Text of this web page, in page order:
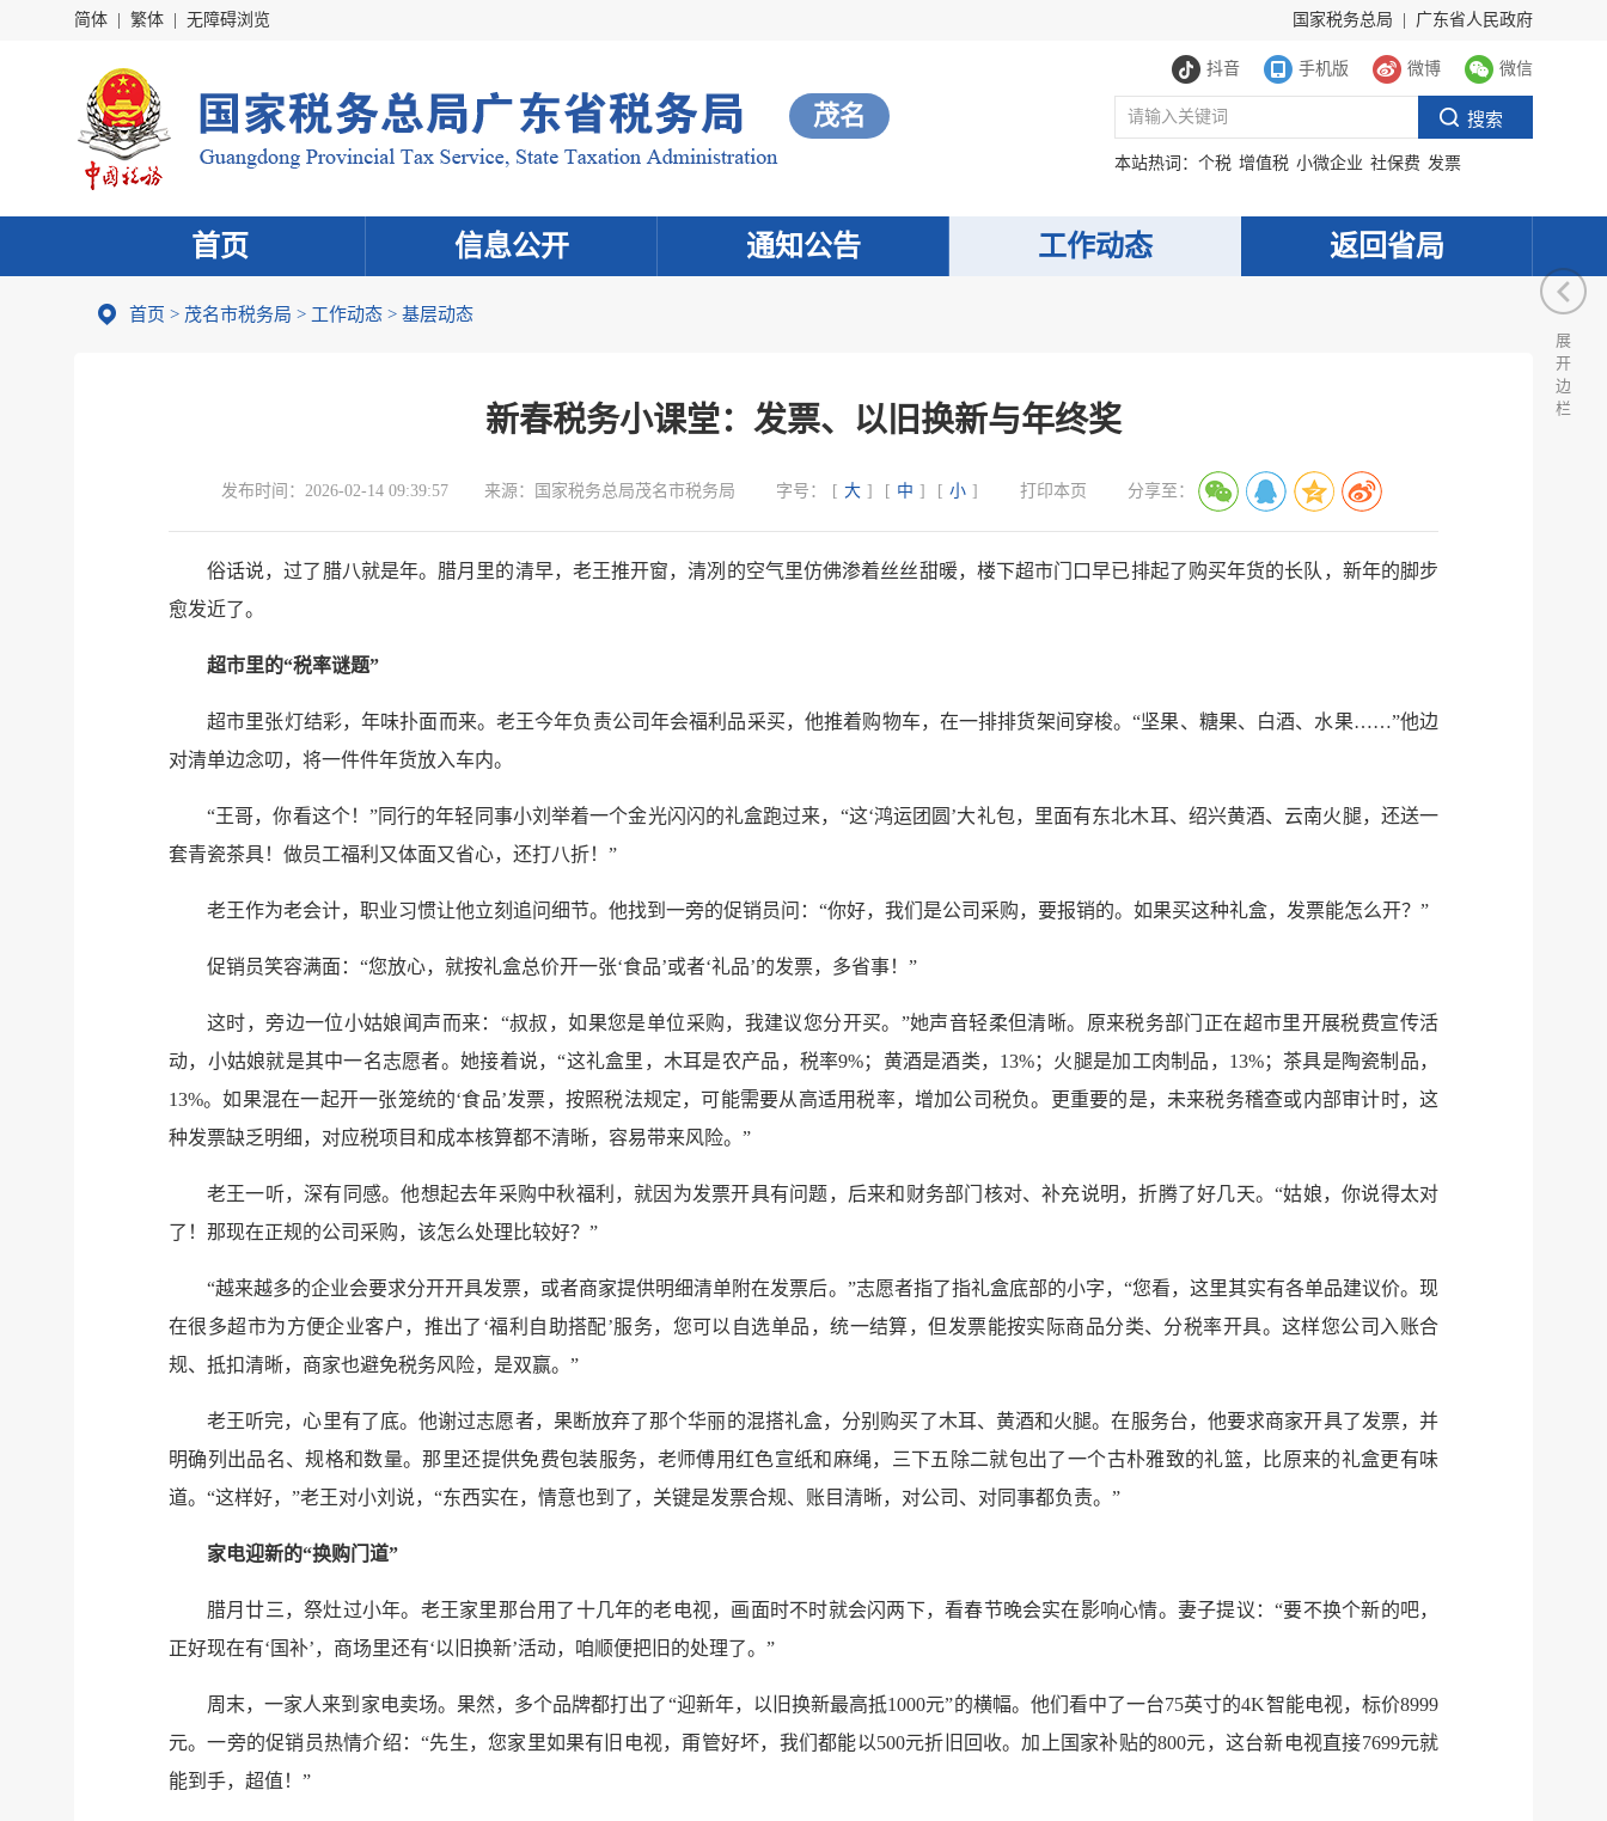
简体 繁体 无障碍浏览 国家税务总局 广东省人民政府
抖音 手机版 微博 微信
茂名
本站热词： 个税 增值税 小微企业 社保费 发票
首页 信息公开 通知公告 工作动态 返回省局
首页 > 茂名市税务局 > 工作动态 > 基层动态
新春税务小课堂：发票、以旧换新与年终奖
发布时间： 2026-02-14 09:39:57 来源： 国家税务总局茂名市税务局 字号： [ 大 ] [ 中 ] [ 小 ] 打印本页 分享至：
俗话说，过了腊八就是年。腊月里的清早，老王推开窗，清冽的空气里仿佛渗着丝丝甜暖，楼下超市门口早已排起了购买年货的长队，新年的脚步
愈发近了。
超市里的“税率谜题”
超市里张灯结彩，年味扑面而来。老王今年负责公司年会福利品采买，他推着购物车，在一排排货架间穿梭。“坚果、糖果、白酒、水果……”他边
对清单边念叨，将一件件年货放入车内。
“王哥，你看这个！”同行的年轻同事小刘举着一个金光闪闪的礼盒跑过来，“这‘鸿运团圆’大礼包，里面有东北木耳、绍兴黄酒、云南火腿，还送一
套青瓷茶具！做员工福利又体面又省心，还打八折！”
老王作为老会计，职业习惯让他立刻追问细节。他找到一旁的促销员问：“你好，我们是公司采购，要报销的。如果买这种礼盒，发票能怎么开？”
促销员笑容满面：“您放心，就按礼盒总价开一张‘食品’或者‘礼品’的发票，多省事！”
这时，旁边一位小姑娘闻声而来：“叔叔，如果您是单位采购，我建议您分开买。”她声音轻柔但清晰。原来税务部门正在超市里开展税费宣传活
动，小姑娘就是其中一名志愿者。她接着说，“这礼盒里，木耳是农产品，税率9%；黄酒是酒类，13%；火腿是加工肉制品，13%；茶具是陶瓷制品，
13%。如果混在一起开一张笼统的‘食品’发票，按照税法规定，可能需要从高适用税率，增加公司税负。更重要的是，未来税务稽查或内部审计时，这
种发票缺乏明细，对应税项目和成本核算都不清晰，容易带来风险。”
老王一听，深有同感。他想起去年采购中秋福利，就因为发票开具有问题，后来和财务部门核对、补充说明，折腾了好几天。“姑娘，你说得太对
了！那现在正规的公司采购，该怎么处理比较好？”
“越来越多的企业会要求分开开具发票，或者商家提供明细清单附在发票后。”志愿者指了指礼盒底部的小字，“您看，这里其实有各单品建议价。现
在很多超市为方便企业客户，推出了‘福利自助搭配’服务，您可以自选单品，统一结算，但发票能按实际商品分类、分税率开具。这样您公司入账合
规、抵扣清晰，商家也避免税务风险，是双赢。”
老王听完，心里有了底。他谢过志愿者，果断放弃了那个华丽的混搭礼盒，分别购买了木耳、黄酒和火腿。在服务台，他要求商家开具了发票，并
明确列出品名、规格和数量。那里还提供免费包装服务，老师傅用红色宣纸和麻绳，三下五除二就包出了一个古朴雅致的礼篮，比原来的礼盒更有味
道。“这样好，”老王对小刘说，“东西实在，情意也到了，关键是发票合规、账目清晰，对公司、对同事都负责。”
家电迎新的“换购门道”
腊月廿三，祭灶过小年。老王家里那台用了十几年的老电视，画面时不时就会闪两下，看春节晚会实在影响心情。妻子提议：“要不换个新的吧，
正好现在有‘国补’，商场里还有‘以旧换新’活动，咱顺便把旧的处理了。”
周末，一家人来到家电卖场。果然，多个品牌都打出了“迎新年，以旧换新最高抵1000元”的横幅。他们看中了一台75英寸的4K智能电视，标价8999
元。一旁的促销员热情介绍：“先生，您家里如果有旧电视，甭管好坏，我们都能以500元折旧回收。加上国家补贴的800元，这台新电视直接7699元就
能到手，超值！”
展
开
边
栏